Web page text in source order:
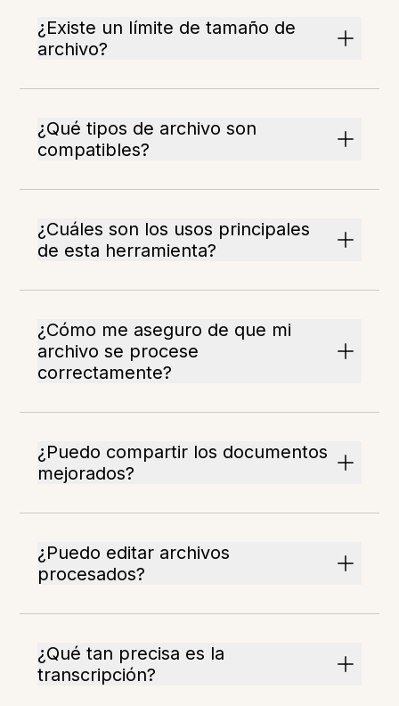
¿Existe un límite de tamaño de
archivo?
¿Qué tipos de archivo son
compatibles?
¿Cuáles son los usos principales
de esta herramienta?
¿Cómo me aseguro de que mi
archivo se procese
correctamente?
¿Puedo compartir los documentos
mejorados?
¿Puedo editar archivos
procesados?
¿Qué tan precisa es la
transcripción?